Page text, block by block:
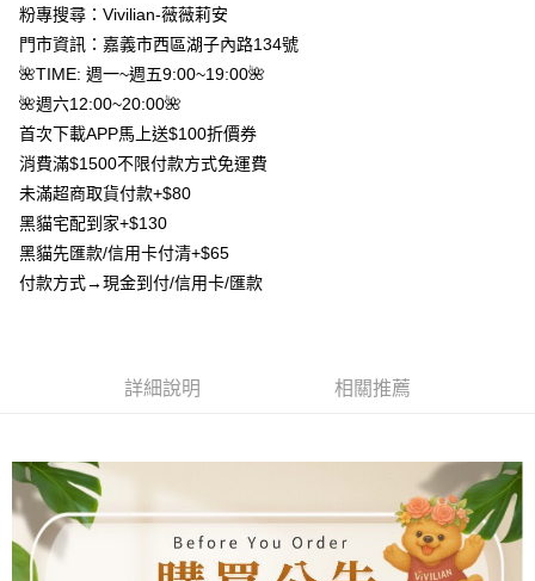
相關說明
【大哥付你分期使用說明】
2.付款方式選擇「大哥付你分期」，訂單成立後會自動跳轉到大哥付的交易
流程，驗證手機門號後，選擇欲分期的期數、繳款截止日，確認付款後即完
成交易。
3.實際核准額度、可分期數及費用金額請依後續交易確認頁面所載為準。
4.訂單成立30分鐘內，如未前往確認交易或遇審核未通過，訂單將自動取
消。如遇「轉專審核」未通過狀況，表示未達大哥付你分期系統評分，恕無
【繳款方式說明】
1.分期款項不併入電信帳單，「大哥付你分期」於每月結算日後寄送繳費提
醒簡訊。
2.透過簡訊連結打開帳單後，可選擇「超商條碼／台灣大直營門市／銀行轉
1.本服務係由「台灣大哥大股份有限公司」（以下簡稱本公司）所提供，讓
用戶於交易時，得透過本服務購買商品或服務，並由商店將買賣／分期付款
資料（包含姓名、電話或地址）提供予台灣大哥大進項蒐集、處理及利用，
由本公司與您本人進行分期帳單所需資料之確認、核對及更正。
3.完整用戶服務條款，請詳閱以下連結：https://oppay.tw/userRule
AFTEE先享後付
相關說明
【關於「AFTEE先享後付」】
AFTEE先享後付是「在收到商品之後才付款」的支付方式。 讓您購物簡單
便利好安心！
１．簡單：不需註冊會員、不需綁卡、不需儲值。
２．便利：只要手機號碼，簡訊認證，即可結帳。
３．安心：先確認商品／服務後，再付款。
【「AFTEE先享後付」結帳流程】
１．於結帳方式選擇「AFTEE先享後付」後，將跳轉至「AFTEE先享後付」
※ 請注意：結帳手續完成當下不需立刻繳費，但若您需要取消訂單，請聯絡
是否繳費成功／繳費後需取消欲退款等相關疑問，請聯繫「AFTEE先享後付
客戶支援中心」
https://netprotections.freshdesk.com/support/home
【注意事項】
１．透過由恩沛科技股份有限公司提供之「AFTEE先享後付」服務完成之交
ATM付款
貨到付款
運送方式
全家取貨付款
每筆NT$80，滿NT$1,500(含以上)免運費
貨到付款
每筆NT$130，滿NT$1,500(含以上)免運費
海外配送 查看運費
粉專搜尋：Vivilian-薇薇莉安
門市資訊：嘉義市西區湖子內路134號
🌺TIME: 週一~週五9:00~19:00🌺
🌺週六12:00~20:00🌺
首次下載APP馬上送$100折價券
消費滿$1500不限付款方式免運費
未滿超商取貨付款+$80
黑貓宅配到家+$130
黑貓先匯款/信用卡付清+$65
付款方式→現金到付/信用卡/匯款
詳細說明 相關推薦